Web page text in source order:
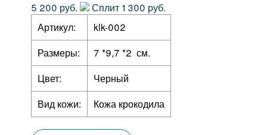
5 200 руб.
Сплит 1 300 руб.
Артикул:
klk-002
Размеры:
7 *9,7 *2 см.
Цвет:
Черный
Вид кожи:
Кожа крокодила